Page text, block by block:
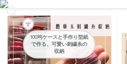
暮らしの中のパッチワークや
100均ケースと手作り型紙
で作る、可愛い刺繍糸の
収納